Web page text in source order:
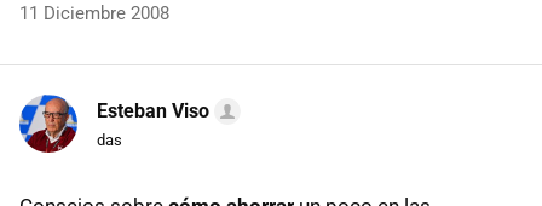
11 Diciembre 2008
Esteban Viso
das